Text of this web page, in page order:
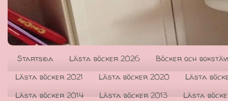
Startsida Lästa böcker 2026
Böcker och
Lästa böcker 2021
Lästa böcker 2020
Lästa
Lästa böcker 2014
Lästa böcker 2013
Lästa